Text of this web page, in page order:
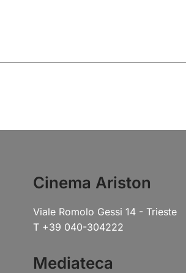
Cinema Ariston
Viale Romolo Gessi 14 - Trieste
T +39 040-304222
Mediateca